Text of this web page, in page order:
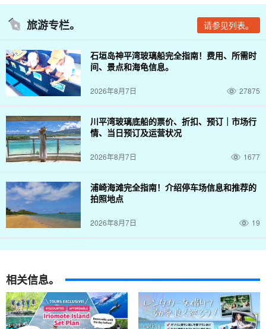
旅游专栏。 请参见列表。
石垣岛神平湾玻璃船完全指南！费用、所需时
间、景点和海龟信息。
2026年8月7日 27875
川平湾玻璃底船的票价、折扣、预订｜市场行
情、当日预订及运营状况
2026年8月7日 1677
浦崎海滩完全指南！介绍停车场信息和推荐的
拍照地点
2026年8月7日 19
相关信息。